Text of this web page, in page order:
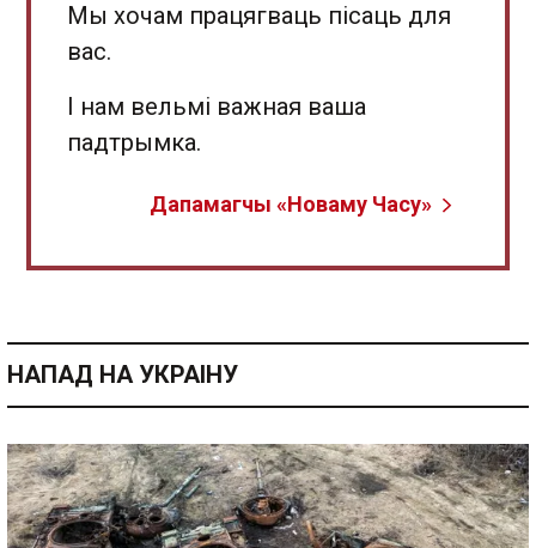
Мы хочам працягваць пісаць для
вас.
І нам вельмі важная ваша
падтрымка.
Дапамагчы «Новаму Часу»
НАПАД НА УКРАІНУ